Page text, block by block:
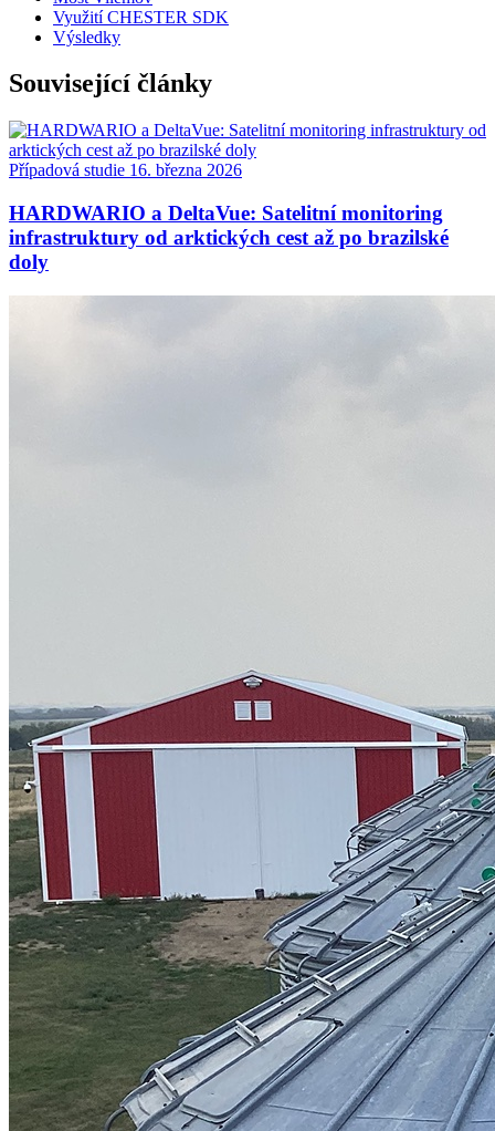
Využití CHESTER SDK
Výsledky
Související články
Případová studie 16. března 2026
HARDWARIO a DeltaVue: Satelitní monitoring
infrastruktury od arktických cest až po brazilské
doly